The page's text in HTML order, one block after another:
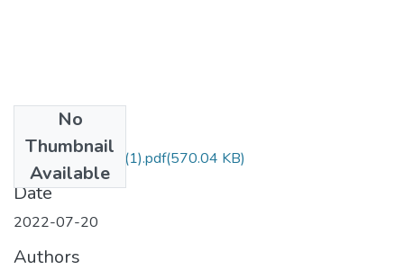
No
Thumbnail
Available
Relação de livros (1).pdf(570.04 KB)
Date
2022-07-20
Authors